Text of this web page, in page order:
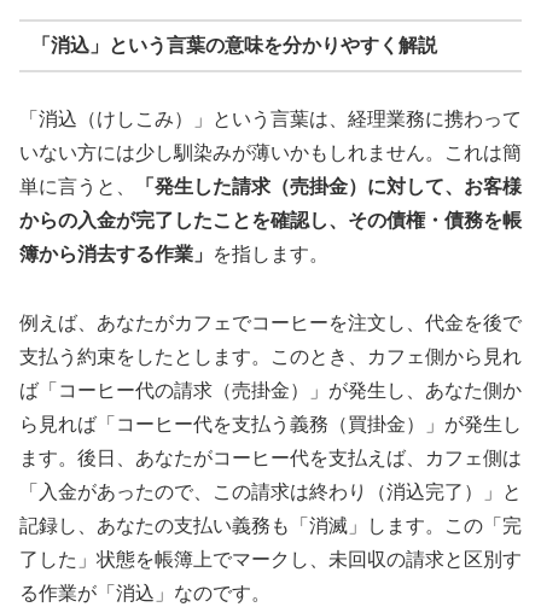
「消込」という言葉の意味を分かりやすく解説
「消込（けしこみ）」という言葉は、経理業務に携わって
いない方には少し馴染みが薄いかもしれません。これは簡
単に言うと、
「発生した請求（売掛金）に対して、お客様
からの入金が完了したことを確認し、その債権・債務を帳
簿から消去する作業」
を指します。
例えば、あなたがカフェでコーヒーを注文し、代金を後で
支払う約束をしたとします。このとき、カフェ側から見れ
ば「コーヒー代の請求（売掛金）」が発生し、あなた側か
ら見れば「コーヒー代を支払う義務（買掛金）」が発生し
ます。後日、あなたがコーヒー代を支払えば、カフェ側は
「入金があったので、この請求は終わり（消込完了）」と
記録し、あなたの支払い義務も「消滅」します。この「完
了した」状態を帳簿上でマークし、未回収の請求と区別す
る作業が「消込」なのです。